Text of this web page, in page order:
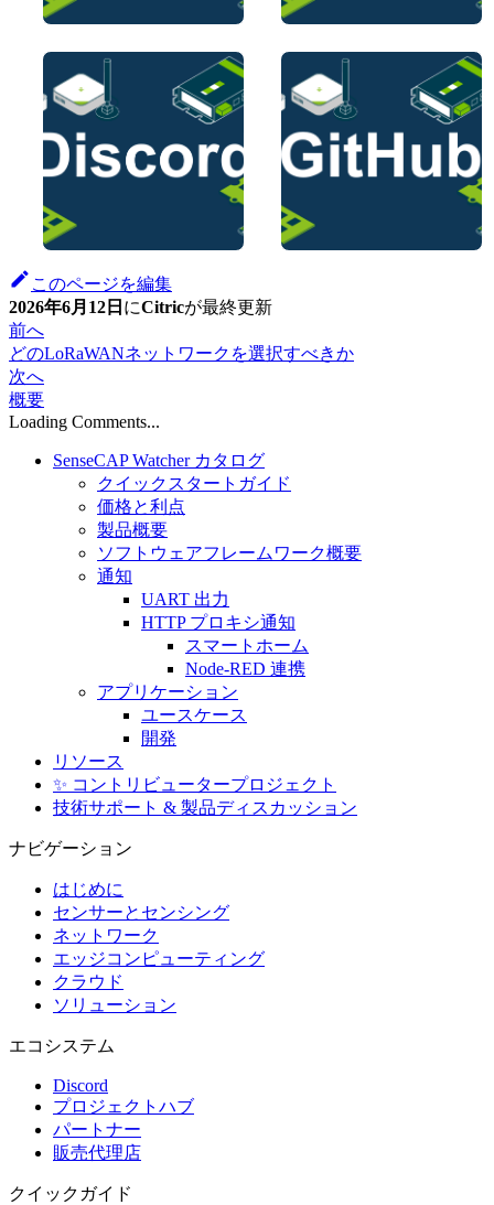
このページを編集
2026年6月12日 にCitricが最終更新
前へ
どのLoRaWANネットワークを選択すべきか
次へ
概要
Loading Comments...
SenseCAP Watcher カタログ
クイックスタートガイド
価格と利点
製品概要
ソフトウェアフレームワーク概要
通知
UART 出力
HTTP プロキシ通知
スマートホーム
Node-RED 連携
アプリケーション
ユースケース
開発
リソース
✨ コントリビュータープロジェクト
技術サポート & 製品ディスカッション
ナビゲーション
はじめに
センサーとセンシング
ネットワーク
エッジコンピューティング
クラウド
ソリューション
エコシステム
Discord
プロジェクトハブ
パートナー
販売代理店
クイックガイド